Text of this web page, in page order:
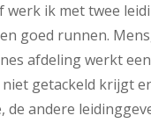
ik met twee
goed runnen.
afdeling werkt
getackeld krijgt
andere